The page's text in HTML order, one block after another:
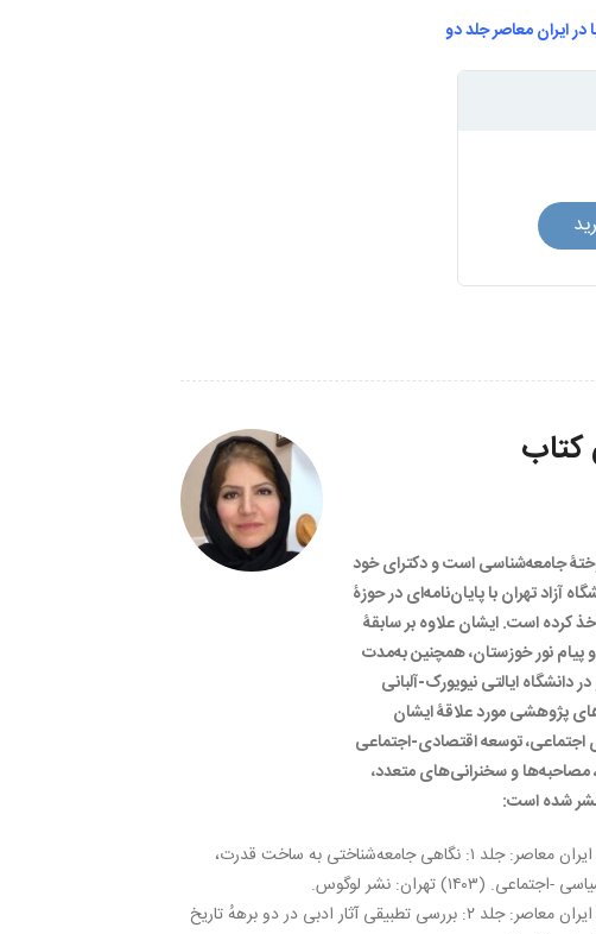
ایران معاصر جلد دو
کتاب
جامعه‌شناسی است و دکترای خود
آزاد تهران با پایان‌نامه‌ای در حوزۀ
کرده است. ایشان علاوه بر سابقۀ
پیام نور خوزستان، همچنین به‌مدت
دانشگاه ایالتی نیویورک-آلبانی
پژوهشی مورد علاقۀ ایشان
توسعه اقتصادی-اجتماعی
مصاحبه‌ها و سخنرانی‌های متعدد،
شده است:
یوتوپیا و دیستوپیا در ایران معاصر: جلد ۱: نگاهی جامعه‌شناختی به ساخت قدرت،
(۱۴۰۳) تهران: نشر لوگوس.
یوتوپیا و دیستوپیا در ایران معاصر: جلد ۲: بررسی تطبیقی آثار ادبی در دو برههُ تاریخ